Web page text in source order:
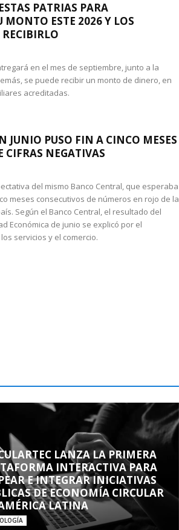
PATRIAS PARA
MONTO ESTE 2026 Y LOS
en el mes de septiembre, junto a la
se puede recibir un monto de dinero, en
acreditadas.
JUNIO PUSO FIN A CINCO MESES
CIFRAS NEGATIVAS
del mismo Banco Central, que esperaba
meses consecutivos de números en rojo de la
Según el Banco Central, el resultado del
Económica de junio se explicó por el
servicios y el comercio.
LANZA LA PRIMERA
INTERACTIVA PARA
E INTEGRAR INICIATIVAS
DE ECONOMÍA CIRCULAR
LATINA